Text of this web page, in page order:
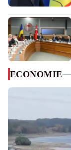
ECONOMIE